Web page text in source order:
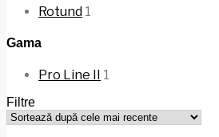
Rotund 1
Gama
Pro Line II 1
Filtre